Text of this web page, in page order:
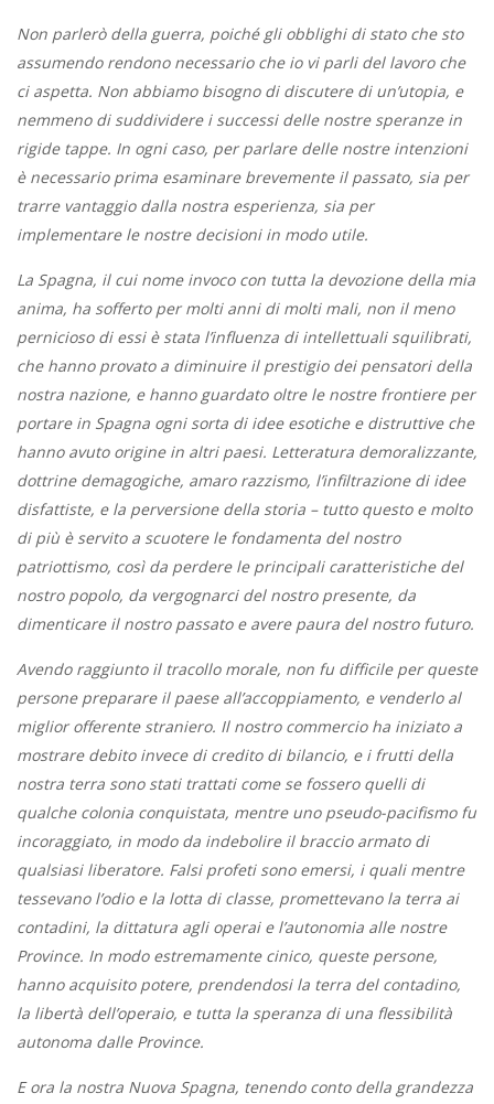
Non parlerò della guerra, poiché gli obblighi di stato che sto
assumendo rendono necessario che io vi parli del lavoro che
ci aspetta. Non abbiamo bisogno di discutere di un’utopia, e
nemmeno di suddividere i successi delle nostre speranze in
rigide tappe. In ogni caso, per parlare delle nostre intenzioni
è necessario prima esaminare brevemente il passato, sia per
trarre vantaggio dalla nostra esperienza, sia per
implementare le nostre decisioni in modo utile.
La Spagna, il cui nome invoco con tutta la devozione della mia
anima, ha sofferto per molti anni di molti mali, non il meno
pernicioso di essi è stata l’influenza di intellettuali squilibrati,
che hanno provato a diminuire il prestigio dei pensatori della
nostra nazione, e hanno guardato oltre le nostre frontiere per
portare in Spagna ogni sorta di idee esotiche e distruttive che
hanno avuto origine in altri paesi. Letteratura demoralizzante,
dottrine demagogiche, amaro razzismo, l’infiltrazione di idee
disfattiste, e la perversione della storia – tutto questo e molto
di più è servito a scuotere le fondamenta del nostro
patriottismo, così da perdere le principali caratteristiche del
nostro popolo, da vergognarci del nostro presente, da
dimenticare il nostro passato e avere paura del nostro futuro.
Avendo raggiunto il tracollo morale, non fu difficile per queste
persone preparare il paese all’accoppiamento, e venderlo al
miglior offerente straniero. Il nostro commercio ha iniziato a
mostrare debito invece di credito di bilancio, e i frutti della
nostra terra sono stati trattati come se fossero quelli di
qualche colonia conquistata, mentre uno pseudo-pacifismo fu
incoraggiato, in modo da indebolire il braccio armato di
qualsiasi liberatore. Falsi profeti sono emersi, i quali mentre
tessevano l’odio e la lotta di classe, promettevano la terra ai
contadini, la dittatura agli operai e l’autonomia alle nostre
Province. In modo estremamente cinico, queste persone,
hanno acquisito potere, prendendosi la terra del contadino,
la libertà dell’operaio, e tutta la speranza di una flessibilità
autonoma dalle Province.
E ora la nostra Nuova Spagna, tenendo conto della grandezza